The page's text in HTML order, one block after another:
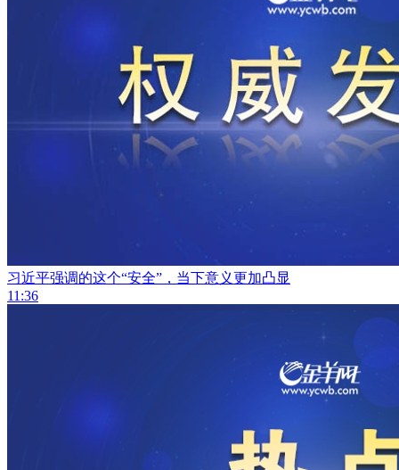
习近平强调的这个“安全”，当下意义更加凸显
11:36